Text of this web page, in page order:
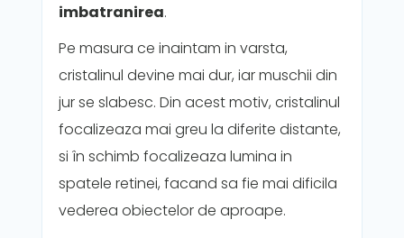
imbatranirea.
Pe masura ce inaintam in varsta,
cristalinul devine mai dur, iar muschii din
jur se slabesc. Din acest motiv, cristalinul
focalizeaza mai greu la diferite distante,
si în schimb focalizeaza lumina in
spatele retinei, facand sa fie mai dificila
vederea obiectelor de aproape.